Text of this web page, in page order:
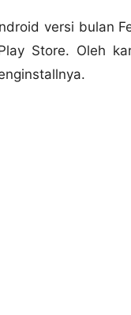
versi bulan
Store. Oleh